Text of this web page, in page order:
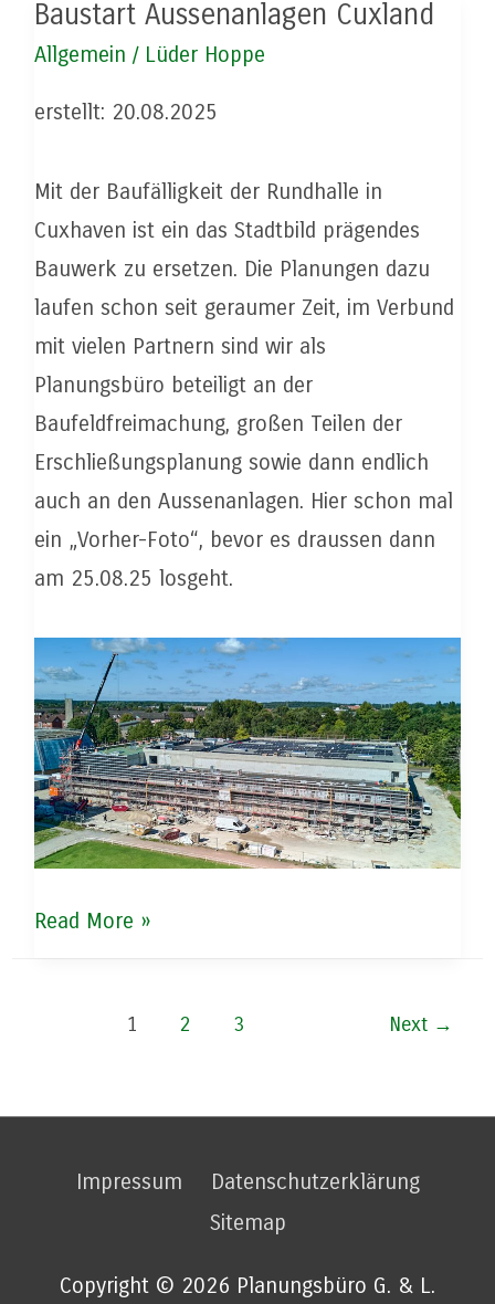
min.
Baustart Aussenanlagen Cuxland
Allgemein / Lüder Hoppe
erstellt: 20.08.2025
Mit der Baufälligkeit der Rundhalle in
Cuxhaven ist ein das Stadtbild prägendes
Bauwerk zu ersetzen. Die Planungen dazu
laufen schon seit geraumer Zeit, im Verbund
mit vielen Partnern sind wir als
Planungsbüro beteiligt an der
Baufeldfreimachung, großen Teilen der
Erschließungsplanung sowie dann endlich
auch an den Aussenanlagen. Hier schon mal
ein „Vorher-Foto“, bevor es draussen dann
am 25.08.25 losgeht.
Baustart
Aussenanlagen
Read More »
1 2 3 Next →
Impressum
Datenschutzerklärung
Sitemap
Copyright © 2026 Planungsbüro G. & L.